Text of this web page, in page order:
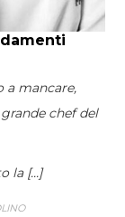
a mancare,
chef del
la [...]